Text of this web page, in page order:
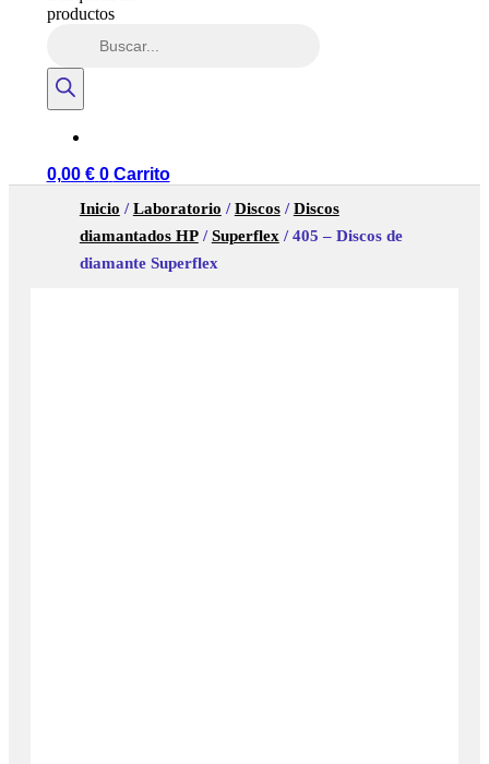
productos
0,00 € 0 Carrito
Inicio /Laboratorio /Discos/Discos
diamantados HP/Superflex / 405 – Discos de
diamante Superflex